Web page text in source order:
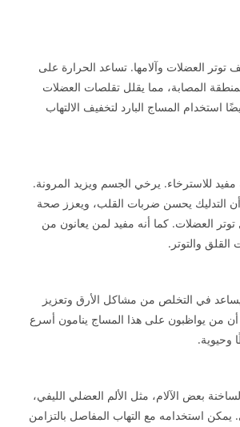
توتر العضلات وآلامها. تساعد الحرارة على
المصابة، مما يقلل تقلصات العضلات
استخدام المساج البارد لتخفيف الالتهاب
للاسترخاء. يرخي الجسم ويزيد المرونة.
التدليك يحسن ضربات القلب، ويعزز صحة
توتر العضلات. كما أنه مفيد لمن يعانون من
والتوتر.
في التخلص من مشاكل الأرق وتعزيز
أن من يواظبون على هذا المساج ينامون أسرع
وحيوية.
بعض الآلام، مثل الألم العضلي الليفي،
يمكن استخدامه مع التهاب المفاصل بالتزامن